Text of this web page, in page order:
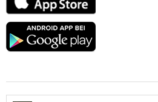
Store
Google